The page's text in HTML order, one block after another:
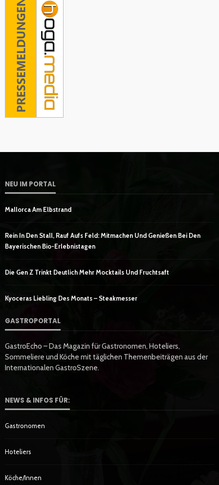
NEU IM PORTAL
Mallorca Am Elbstrand
Rein In Den Stall, Rauf Aufs Feld: Mitmachen Und Genießen Bei Den
Bayerischen Bio-Erlebnistagen
Die Gen Z Trinkt Deutlich Mehr Mocktails Und Fruchtsaft
Kyoceras Liebling Des Monats – Steakmesser
GASTROPORTAL
GastroEcho – Das Magazin für Gastronomen, Hoteliers,
Sommeliere und Köche mit täglichen Themenbeiträgen aus der
Internationalen GastroSzene.
NEWS & INFOS FÜR:
Gastronomen
Hoteliers
Köche/innen